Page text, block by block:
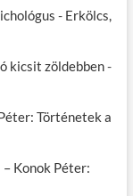
- Erkölcs,
kicsit zöldebben-
Történetek a
Konok Péter: